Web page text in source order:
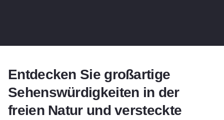
Entdecken Sie großartige
Sehenswürdigkeiten in der
freien Natur und versteckte